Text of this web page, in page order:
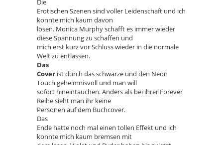
Die
Erotischen Szenen sind voller Leidenschaft und ich
konnte mich kaum davon
lösen. Monica Murphy schafft es immer wieder
diese Spannung zu schaffen und
mich erst kurz vor Schluss wieder in die normale
Welt zu entlassen.
Das
Cover ist durch das schwarze und den Neon
Touch geheimnisvoll und man will
sofort hineintauchen. Anders als bei ihrer Forever
Reihe sieht man ihr keine
Personen auf dem Buchcover.
Das
Ende hatte noch mal einen tollen Effekt und ich
konnte mich kaum bremsen mit